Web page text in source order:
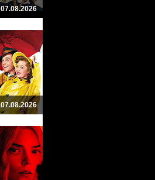
07.08.2026
07.08.2026